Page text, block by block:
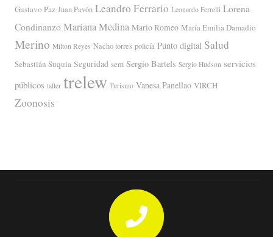
Gustavo Paz Juan Pavón Leandro Ferrario Leonardo Ferrelli Lorena
Condinanzo Mariana Medina Mario Romeo María Emilia Damadio
Merino Milton Reyes Nacho torres policía Punto digital Salud
Sebastián Suquia Seguridad sem Sergio Bartels Sergio Hudson servicios
públicos taller trelew Turismo Vanesa Panellao VIRCH
Zoonosis